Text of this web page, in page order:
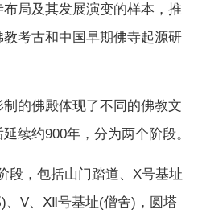
局及其发展演变的样本，推
考古和中国早期佛寺起源研
的佛殿体现了不同的佛教文
续约900年，分为两个阶段。
，包括山门踏道、X号基址
、V、Ⅻ号基址(僧舍)，圆塔